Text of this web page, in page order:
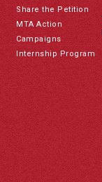
Share the Petition
MTA Action
Campaigns
Internship Program